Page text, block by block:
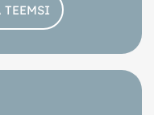
TEEMSI